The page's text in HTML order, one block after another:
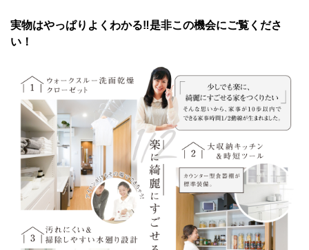
実物はやっぱりよくわかる‼是非この機会にご覧くださ
い！